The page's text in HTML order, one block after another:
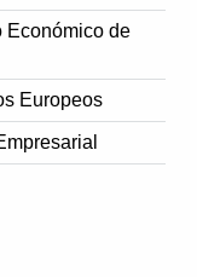
Económico de
Europeos